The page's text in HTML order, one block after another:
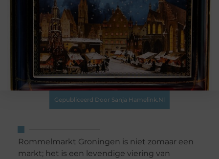
Gepubliceerd Door Sanja Hamelink.nl
Rommelmarkt Groningen is niet zomaar een
markt; het is een levendige viering van